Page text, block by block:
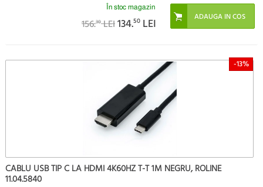
În stoc magazin
156.30LEI134.50 LEI
-13%
CABLU USB TIP C LA HDMI 4K60HZ T-T 1M NEGRU, ROLINE
11.04.5840